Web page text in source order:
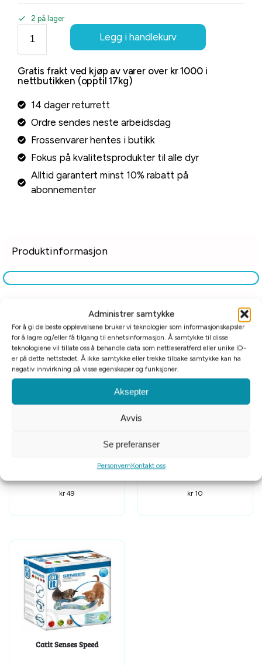
Administrer samtykke
For å gi de beste opplevelsene bruker vi teknologier som informasjonskapsler
for å lagre og/eller få tilgang til enhetsinformasjon. Å samtykke til disse
teknologiene vil tillate oss å behandle data som nettleseratferd eller unike ID-
er på dette nettstedet. Å ikke samtykke eller trekke tilbake samtykke kan ha
negativ innvirkning på visse egenskaper og funksjoner.
Aksepter
Avvis
Se preferanser
PersonvernKontakt oss
2 på lager
Legg i handlekurv
Gratis frakt ved kjøp av varer over kr 1000 i
nettbutikken (opptil 17kg)
14 dager returrett
Ordre sendes neste arbeidsdag
Frossenvarer hentes i butikk
Fokus på kvalitetsprodukter til alle dyr
Alltid garantert minst 10% rabatt på
abonnementer
Produktinformasjon
Tilleggsinformasjon
Relaterte produkter
Baldrian spray valeriana 50ml
kr49 kr10
Catit Senses Speed